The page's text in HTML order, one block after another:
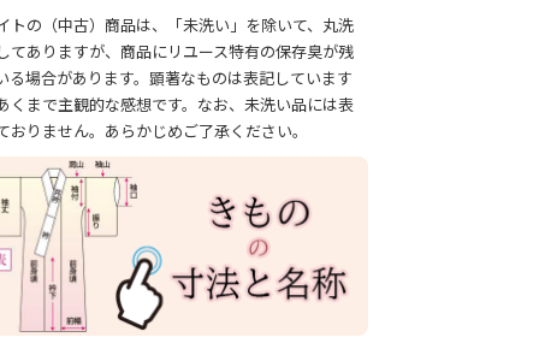
トの（中古）商品は、「未洗い」を除いて、丸洗
てありますが、商品にリユース特有の保存臭が残
る場合があります。顕著なものは表記しています
くまで主観的な感想です。なお、未洗い品には表
おりません。あらかじめご了承ください。